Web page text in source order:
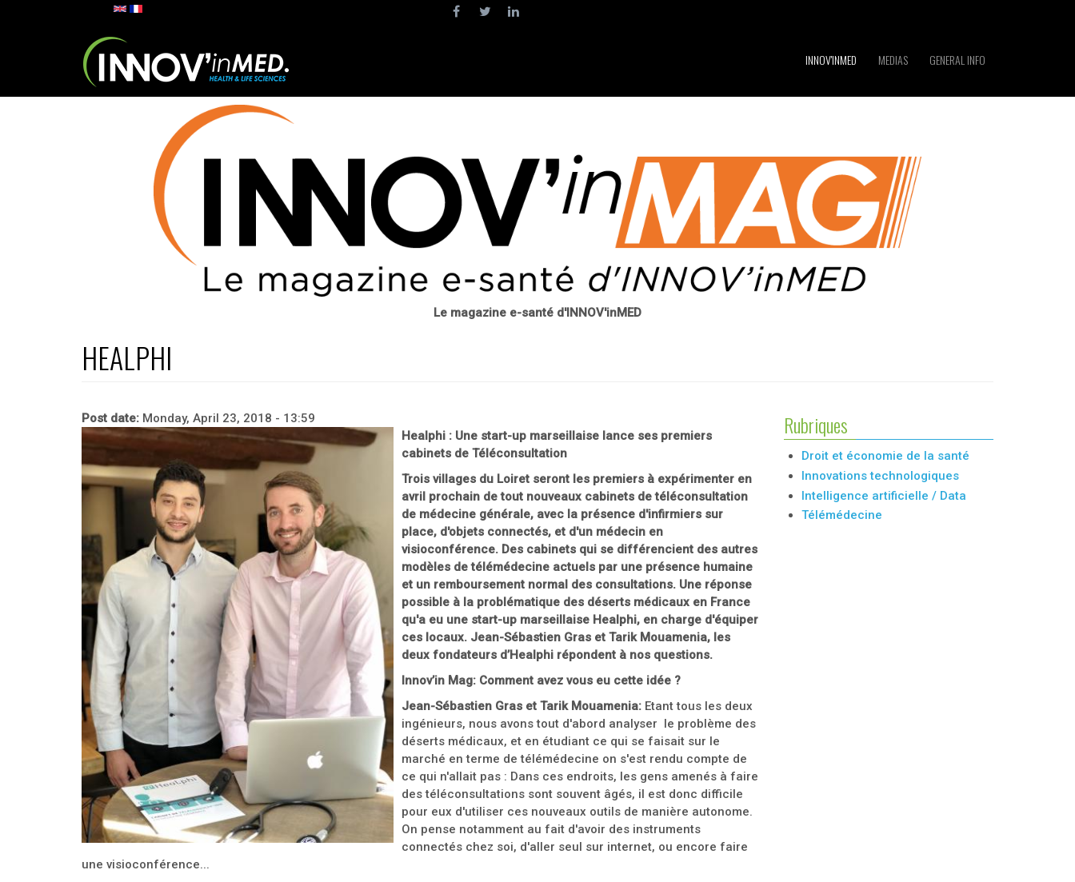
Skip to main content
INNOV'INMED MEDIAS GENERAL INFO
Le magazine e-santé d'INNOV'inMED
HEALPHI
Post date: Monday, April 23, 2018 - 13:59
Healphi : Une start-up marseillaise lance ses premiers
cabinets de Téléconsultation
Trois villages du Loiret seront les premiers à expérimenter en
avril prochain de tout nouveaux cabinets de téléconsultation
de médecine générale, avec la présence d'infirmiers sur
place, d'objets connectés, et d'un médecin en
visioconférence. Des cabinets qui se différencient des autres
modèles de télémédecine actuels par une présence humaine
et un remboursement normal des consultations. Une réponse
possible à la problématique des déserts médicaux en France
qu'a eu une start-up marseillaise Healphi, en charge d'équiper
ces locaux. Jean-Sébastien Gras et Tarik Mouamenia, les
deux fondateurs d’Healphi répondent à nos questions.
Innov’in Mag: Comment avez vous eu cette idée ?
Jean-Sébastien Gras et Tarik Mouamenia: Etant tous les deux
ingénieurs, nous avons tout d'abord analyser le problème des
déserts médicaux, et en étudiant ce qui se faisait sur le
marché en terme de télémédecine on s'est rendu compte de
ce qui n'allait pas : Dans ces endroits, les gens amenés à faire
des téléconsultations sont souvent âgés, il est donc difficile
pour eux d'utiliser ces nouveaux outils de manière autonome.
On pense notamment au fait d'avoir des instruments
connectés chez soi, d'aller seul sur internet, ou encore faire
une visioconférence...
Rubriques
Droit et économie de la santé
Innovations technologiques
Intelligence artificielle / Data
Télémédecine